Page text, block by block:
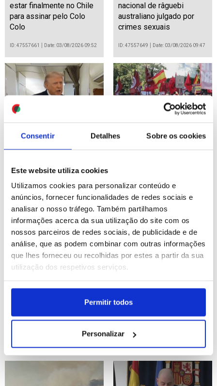
Consentir Detalhes Sobre os cookies
Este website utiliza cookies
Utilizamos cookies para personalizar conteúdo e
anúncios, fornecer funcionalidades de redes sociais e
analisar o nosso tráfego. Também partilhamos
informações acerca da sua utilização do site com os
nossos parceiros de redes sociais, de publicidade e de
análise, que as podem combinar com outras informações
que lhes forneceu ou recolhidas por estes a partir da sua
utilização dos respetivos serviços.
Permitir todos
Personalizar
estar finalmente no Chile
para assinar pelo Colo
Colo
ID: 47557661 Date: 03/08/2026 09:52
nacional de râguebi
australiano julgado por
crimes sexuais
ID: 47557649 Date: 03/08/2026 09:47
Médio Oriente: Trump
anuncia novas
na segunda-feira
ID: 47557628 Date: 03/08/2026 09:42
Migrações: Crise em
em Madrid (Pré-editado)
ID: 47556632 Date: 02/08/2026 23:14
Lula da Silva oficializa
candidatura à presidência
e defende soberania
brasileira
de mortos em ataque
suicida no Paquistão